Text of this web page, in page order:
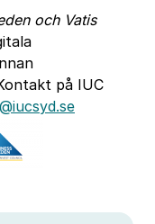
och Vatis
på IUC